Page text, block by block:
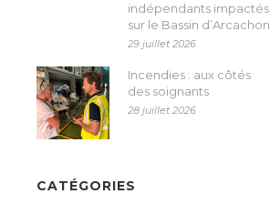
indépendants impactés
sur le Bassin d’Arcachon
29 juillet 2026
Incendies : aux côtés
des soignants
28 juillet 2026
CATÉGORIES